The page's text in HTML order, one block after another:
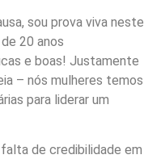
sou prova viva neste
20 anos
e boas! Justamente
– nós mulheres temos
para liderar um
de credibilidade em